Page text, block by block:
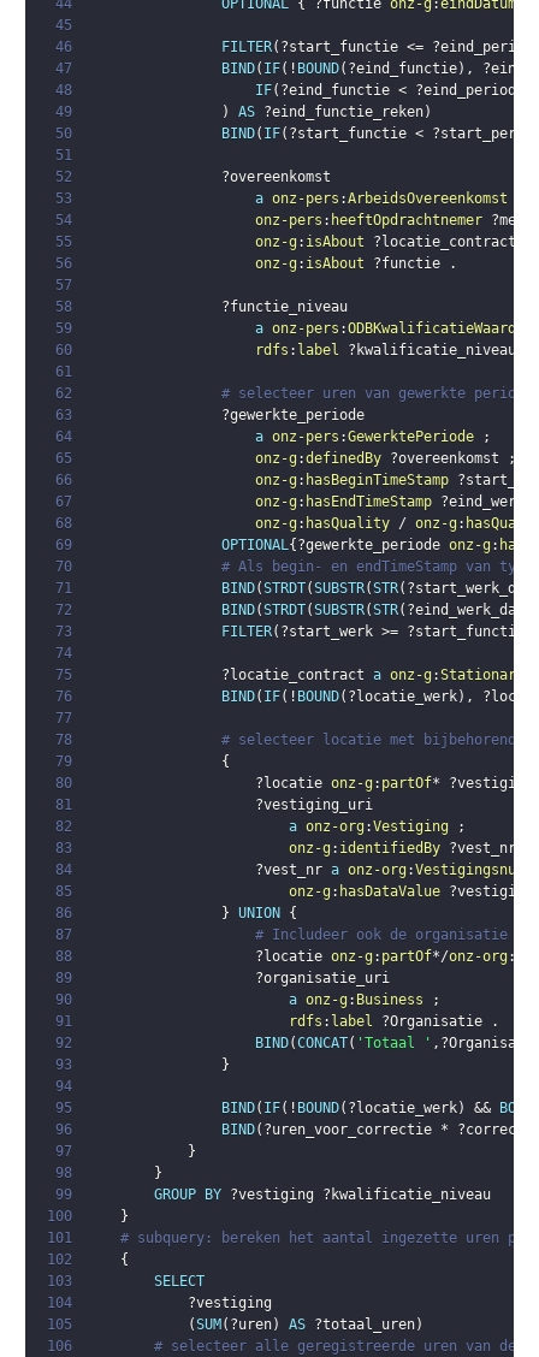
44 OPTIONAL { ?functie onz-g :eindDatum
45
46
FILTER( ?start_functie <=
47
BIND( IF( ! BOUND( ?eind_functie) ,
48
IF( ?eind_functie < ?eind_periode
49
) AS ?eind_functie_reken)
50
BIND( IF( ?start_functie <
51
52
?overeenkomst
53
a onz-pers :ArbeidsOvereenkomst
54
onz-pers : heeftOpdrachtnemer
55
onz-g : isAbout ?locatie_contract
56
onz-g : isAbout ?functie
.
57
58
?functie_niveau
59
a onz-pers :ODBKwalificatieWaarde
60
rdfs : label ?kwalificatie_niveau
61
62
# selecteer uren van gewerkte periode
63
?gewerkte_periode
64
a onz-pers :GewerktePeriode
;
65
onz-g :definedBy ?overeenkomst
;
66
onz-g : hasBeginTimeStamp
67
onz-g : hasEndTimeStamp
68
onz-g : hasQuality / onz-g :
69
OPTIONAL{ ?gewerkte_periode onz-g :
70
# Als begin- en endTimeStamp van
71
BIND(STRDT(SUBSTR(STR(
72
BIND(STRDT(SUBSTR(STR(
73
FILTER( ?start_werk >=
74
75
?locatie_contract a onz-g :
76
BIND( IF( ! BOUND( ?locatie_werk) ,
77
78
# selecteer locatie met bijbehorende
79
{
80
?locatie onz-g : partOf*
81
?vestiging_uri
82
a onz-org :Vestiging
;
83
onz-g : identifiedBy ?vest_nr
84
?vest_nr a onz-org :
85
onz-g : hasDataValue ?vestiging
86
} UNION
{
87
# Includeer ook de organisatie
88
?locatie onz-g : partOf*/onz-org :
89
?organisatie_uri
90
a onz-g : Business
;
91
rdfs : label ?Organisatie
.
92
BIND(CONCAT( 'Totaal ' ,
93
}
94
95
BIND( IF( ! BOUND( ?locatie_werk) &&
96
BIND( ?uren_voor_correctie *
97
}
98
}
99
GROUP BY ?vestiging
?kwalificatie_niveau
100
}
101
# subquery: bereken het aantal ingezette uren
102
{
103
SELECT
104
?vestiging
105
(SUM ( ?uren) AS ?totaal_uren)
106
# selecteer alle geregistreerde uren van de